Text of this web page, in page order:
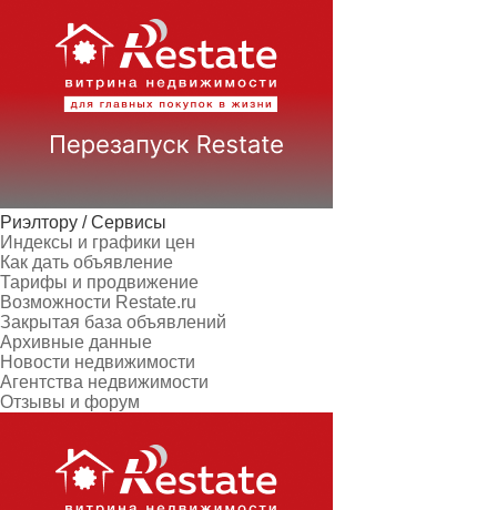
Риэлтору / Сервисы
Индексы и графики цен
Как дать объявление
Тарифы и продвижение
Возможности Restate.ru
Закрытая база объявлений
Архивные данные
Новости недвижимости
Агентства недвижимости
Отзывы и форум